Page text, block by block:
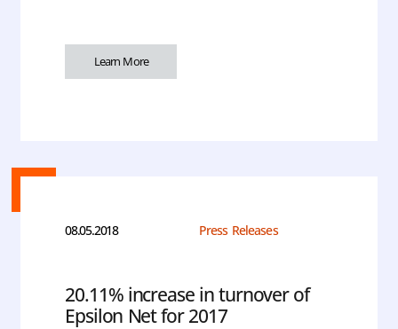
Learn More
08.05.2018 Press Releases
20.11% increase in turnover of
Epsilon Net for 2017